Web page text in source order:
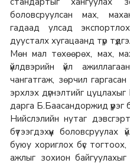
боловсруулсан мах, махан
гадаад улсад
дуусталх хугацаанд түр
Мөн мал төхөөрөх, мах,
үйлдвэрийн үйл
чангатгаж, зөрчил
эрхлэх дүгнэлтийг
дарга Б.Баасандоржид үүрэг
Нийслэлийн нутаг
бүтээгдэхүүн
буюу хориглох бүс тогтоох,
ажлыг зохион